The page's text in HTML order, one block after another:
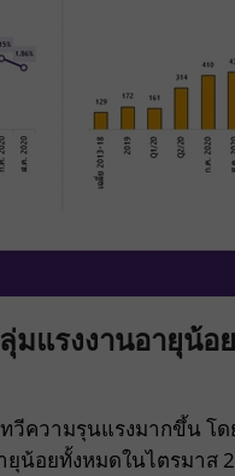
มแรงงานอายุน้อ
วีความรุนแรงมากขึ้น โ
น้อยทั้งหมดในไตรมาส